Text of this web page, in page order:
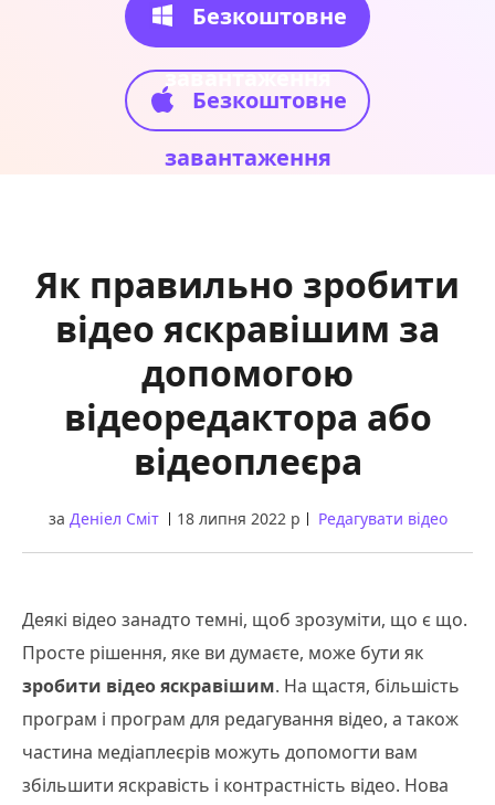
Безкоштовне
завантаження
Безкоштовне
завантаження
Як правильно зробити
відео яскравішим за
допомогою
відеоредактора або
відеоплеєра
за Деніел Сміт 18 липня 2022 р Редагувати відео
Деякі відео занадто темні, щоб зрозуміти, що є що.
Просте рішення, яке ви думаєте, може бути як
зробити відео яскравішим. На щастя, більшість
програм і програм для редагування відео, а також
частина медіаплеєрів можуть допомогти вам
збільшити яскравість і контрастність відео. Нова